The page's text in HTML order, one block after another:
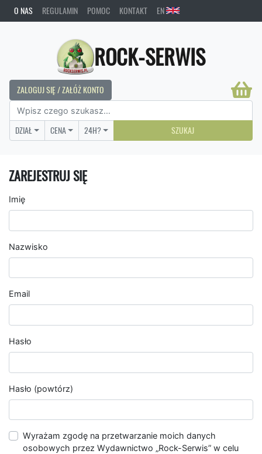
O NAS REGULAMIN POMOC KONTAKT EN
ROCK-SERWIS
ZALOGUJ SIĘ / ZAŁÓŻ KONTO
DZIAŁ CENA 24H? SZUKAJ
ZAREJESTRUJ SIĘ
Imię
Nazwisko
Email
Hasło
Hasło (powtórz)
Wyrażam zgodę na przetwarzanie moich danych
osobowych przez Wydawnictwo „Rock-Serwis” w celu